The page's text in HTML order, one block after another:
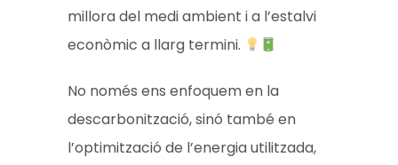
millora del medi ambient i a l’estalvi
econòmic a llarg termini.
No només ens enfoquem en la
descarbonització, sinó també en
l’optimització de l’energia utilitzada,